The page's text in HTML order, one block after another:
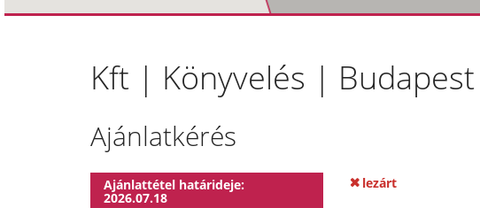
Kft | Könyvelés |
Ajánlatkérés
Ajánlattétel határideje:
2026.07.18
lezárt